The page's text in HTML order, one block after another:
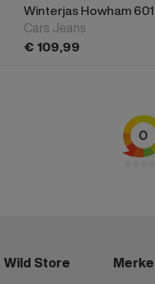
Winterjas Howham
Cars Jeans
€ 109,99
Wild Store